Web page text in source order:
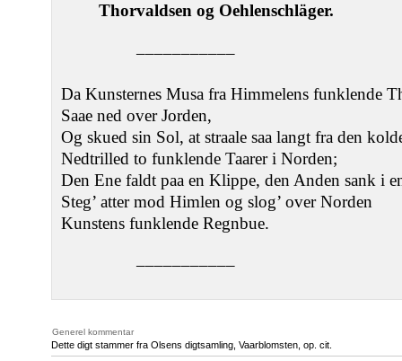
Thorvaldsen og Oehlenschläger.
–––––––––––
Da Kunsternes Musa fra Himmelens funklende
Saae ned over Jorden,
Og skued sin Sol, at straale saa langt fra den
Nedtrilled to funklende Taarer i Norden;
Den Ene faldt paa en Klippe, den Anden sank i
Steg’ atter mod Himlen og slog’ over Norden
Kunstens funklende Regnbue.
–––––––––––
Generel kommentar
Dette digt stammer fra Olsens digtsamling, Vaarblomsten, op. cit.